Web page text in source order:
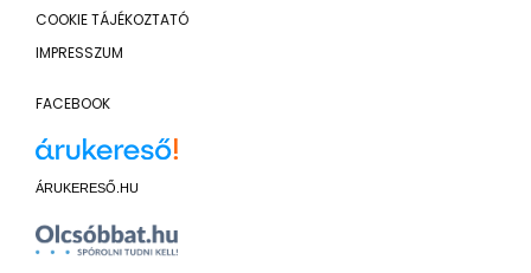
COOKIE TÁJÉKOZTATÓ
IMPRESSZUM
FACEBOOK
ÁRUKERESŐ.HU